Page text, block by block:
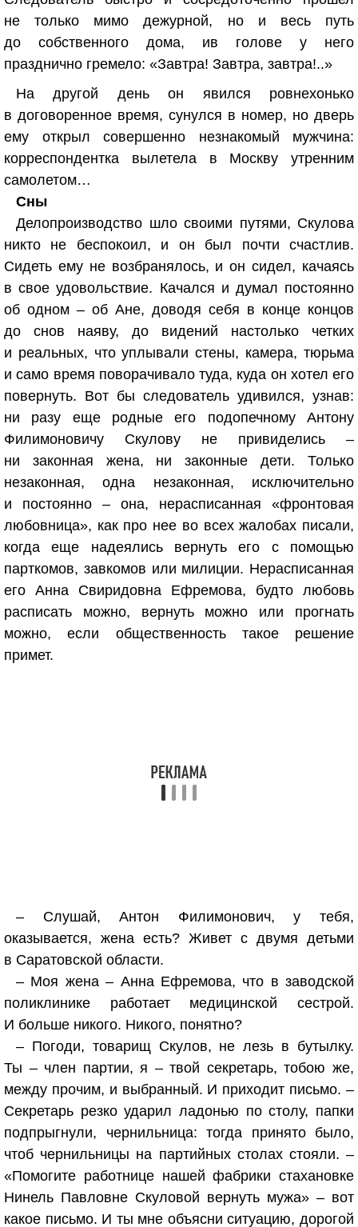
не только мимо дежурной, но и весь путь
до собственного дома, ив голове у него
празднично гремело: «Завтра! Завтра, завтра!..»
На другой день он явился ровнехонько
в договоренное время, сунулся в номер, но дверь
ему открыл совершенно незнакомый мужчина:
корреспондентка вылетела в Москву утренним
самолетом…
Сны
Делопроизводство шло своими путями, Скулова
никто не беспокоил, и он был почти счастлив.
Сидеть ему не возбранялось, и он сидел, качаясь
в свое удовольствие. Качался и думал постоянно
об одном – об Ане, доводя себя в конце концов
до снов наяву, до видений настолько четких
и реальных, что уплывали стены, камера, тюрьма
и само время поворачивало туда, куда он хотел его
повернуть. Вот бы следователь удивился, узнав:
ни разу еще родные его подопечному Антону
Филимоновичу Скулову не привиделись –
ни законная жена, ни законные дети. Только
незаконная, одна незаконная, исключительно
и постоянно – она, нерасписанная «фронтовая
любовница», как про нее во всех жалобах писали,
когда еще надеялись вернуть его с помощью
парткомов, завкомов или милиции. Нерасписанная
его Анна Свиридовна Ефремова, будто любовь
расписать можно, вернуть можно или прогнать
можно, если общественность такое решение
примет.
– Слушай, Антон Филимонович, у тебя,
оказывается, жена есть? Живет с двумя детьми
в Саратовской области.
– Моя жена – Анна Ефремова, что в заводской
поликлинике работает медицинской сестрой.
И больше никого. Никого, понятно?
– Погоди, товарищ Скулов, не лезь в бутылку.
Ты – член партии, я – твой секретарь, тобою же,
между прочим, и выбранный. И приходит письмо. –
Секретарь резко ударил ладонью по столу, папки
подпрыгнули, чернильница: тогда принято было,
чтоб чернильницы на партийных столах стояли. –
«Помогите работнице нашей фабрики стахановке
Нинель Павловне Скуловой вернуть мужа» – вот
какое письмо. И ты мне объясни ситуацию, дорогой